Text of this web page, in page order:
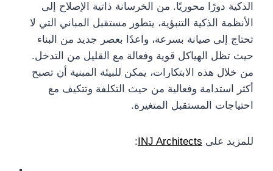
الذكية دورًا محوريًا. من الخرسانة ذاتية الإصلاح إلى
الأنظمة الذكية التنبؤية، يتطور مستقبل المباني التي لا
تحتاج إلى صيانة بسرعة، واعدًا بعصر جديد من البناء
حيث تظل الهياكل قوية وفعالة مع القليل من التدخل.
من خلال هذه الابتكارات، يمكن للبيئة المبنية أن تصبح
أكثر استدامة وفعالية من حيث التكلفة وتتكيف مع
احتياجات المستقبل المتغيرة.
للمزيد على INJ Architects
: